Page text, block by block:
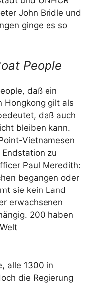
John Bridle und
ginge es so
People
daß ein
Hongkong gilt als
daß auch
bleiben kann.
Vietnamesen
zu
Paul Meredith:
begangen oder
sie kein Land
erwachsenen
200 haben
alle 1300 in
die Regierung